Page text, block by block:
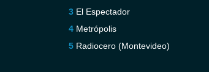
El Espectador
Metrópolis
Radiocero (Montevideo)